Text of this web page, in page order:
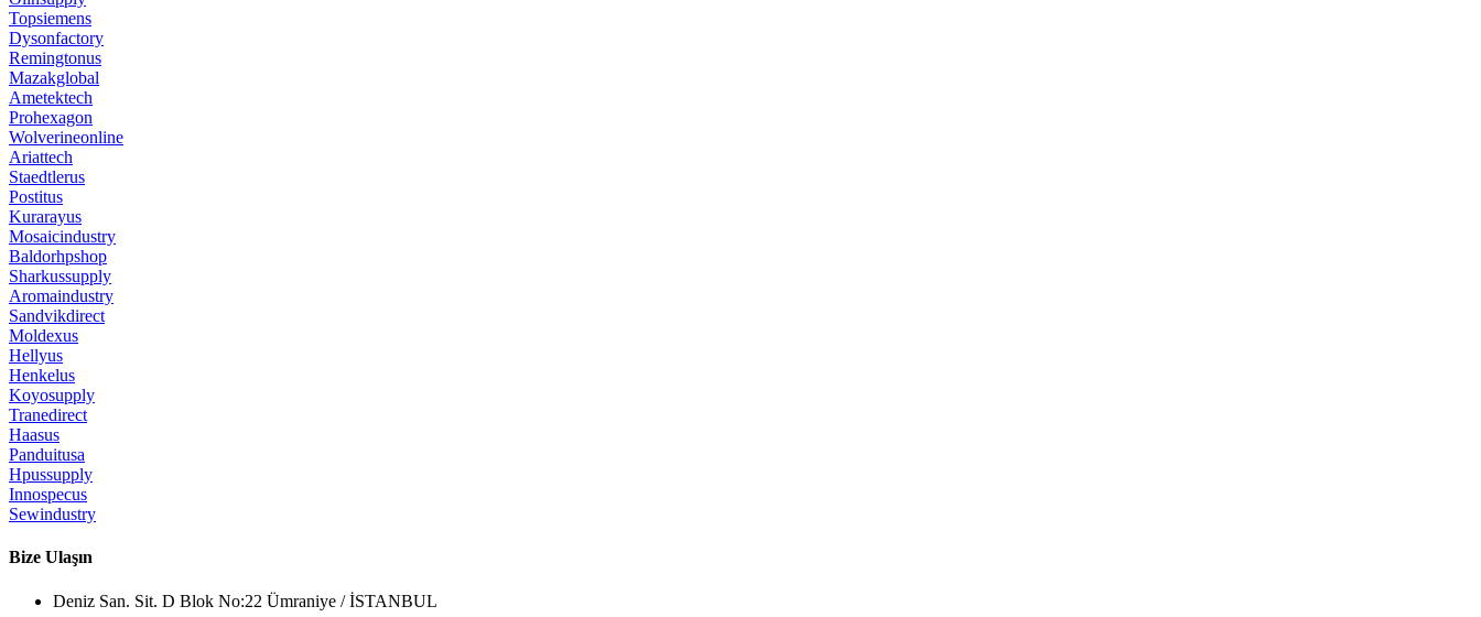
Topsiemens
Dysonfactory
Remingtonus
Mazakglobal
Ametektech
Prohexagon
Wolverineonline
Ariattech
Staedtlerus
Postitus
Kurarayus
Mosaicindustry
Baldorhpshop
Sharkussupply
Aromaindustry
Sandvikdirect
Moldexus
Hellyus
Henkelus
Koyosupply
Tranedirect
Haasus
Panduitusa
Hpussupply
Innospecus
Sewindustry
Bize Ulaşın
Deniz San. Sit. D Blok No:22 Ümraniye / İSTANBUL